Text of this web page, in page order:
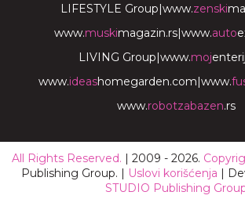
LIFESTYLE Group|www.zenski
www.muskimagazin.rs|www.auto
LIVING Group|www.moj
www.ideashomegarden.com|www.
www.robotzabazen.rs
All Rights Reserved. | 2009 - 2026.
Publishing Group. | Uslovi korišćenja |
STUDIO Publishing